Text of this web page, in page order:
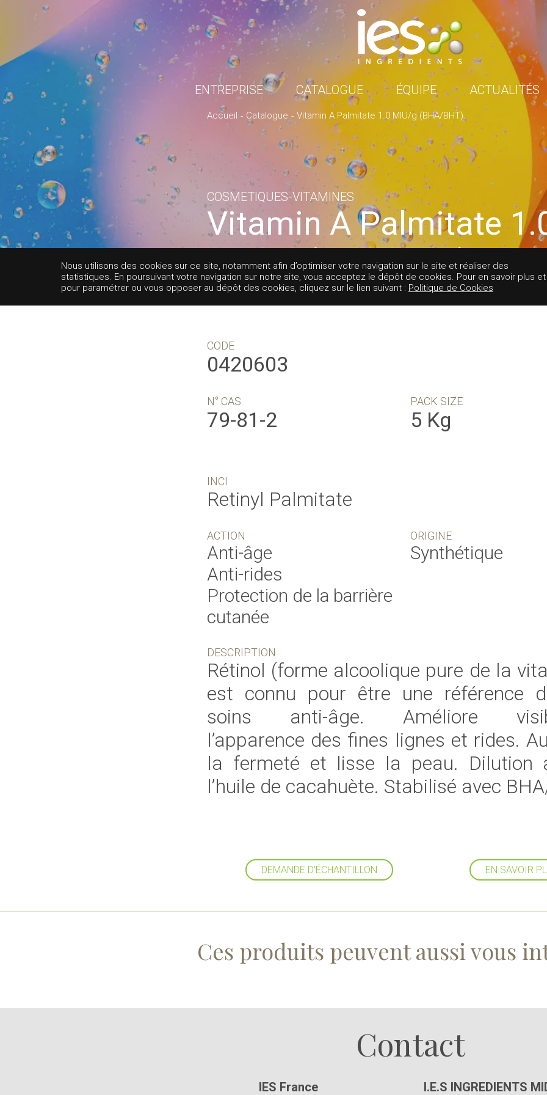
ENTREPRISE CATALOGUE ÉQUIPE ACTUALITÉS
Accueil Catalogue Vitamin A Palmitate 1.0 MIU/g (BHA/BHT)
COSMETIQUES-VITAMINES
Vitamin A Palmitate
MIU/g (BHA/BHT)
Nous utilisons des cookies sur ce site, notamment afin d’optimiser votre navigation sur le site et réaliser des
statistiques. En poursuivant votre navigation sur notre site, vous acceptez le dépôt de cookies. Pour en savoir plus et
pour paramétrer ou vous opposer au dépôt des cookies, cliquez sur le lien suivant : Politique de Cookies
CODE
0420603
N° CAS
79-81-2
PACK SIZE
5 Kg
INCI
Retinyl Palmitate
ACTION
Anti-âge
Anti-rides
Protection de la barrière
cutanée
ORIGINE
Synthétique
DESCRIPTION
Rétinol (forme alcoolique pure de la
est connu pour être une référence
soins anti-âge. Améliore
l’apparence des fines lignes et rides.
la fermeté et lisse la peau. Dilution
l’huile de cacahuète. Stabilisé avec
DEMANDE D'ÉCHANTILLON EN SAVOIR
Ces produits peuvent aussi vous
Contact
IES France
I.E.S INGREDIENTS